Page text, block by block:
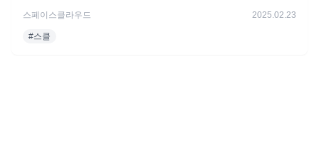
스페이스클라우드 2025.02.23
#스클